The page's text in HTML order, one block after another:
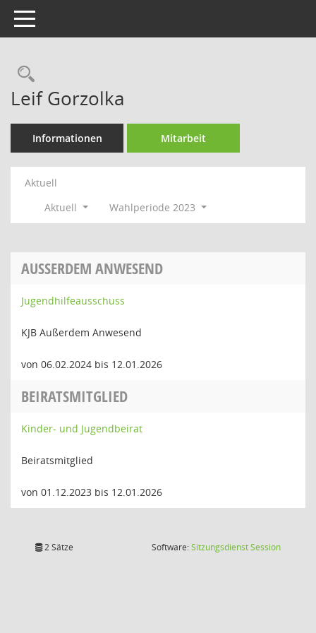
Toggle navigation
Rechercheauswahl
Leif Gorzolka
Informationen Mitarbeit
Aktuell
Aktuell
Wahlperiode 2023
AUSSERDEM ANWESEND
Jugendhilfeausschuss
KJB Außerdem Anwesend
von 06.02.2024 bis 12.01.2026
BEIRATSMITGLIED
Kinder- und Jugendbeirat
Beiratsmitglied
von 01.12.2023 bis 12.01.2026
2 Sätze Software:SitzungsdienstSession(Wird in